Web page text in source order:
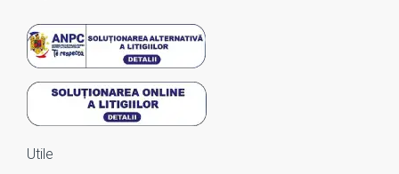
Utile